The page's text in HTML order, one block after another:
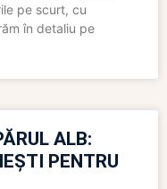
pe scurt, cu
în detaliu pe
ALB:
PENTRU